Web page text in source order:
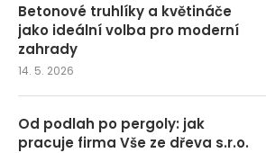
Betonové truhlíky a květináče
jako ideální volba pro moderní
zahrady
14. 5. 2026
Od podlah po pergoly: jak
pracuje firma Vše ze dřeva s.r.o.